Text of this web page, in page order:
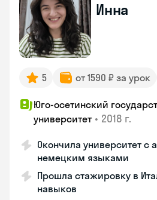
Инна
5 от 1590 ₽ за урок
Юго-осетинский
университет • 2018 г.
Окончила университет с
немецким языками
Прошла стажировку в
навыков